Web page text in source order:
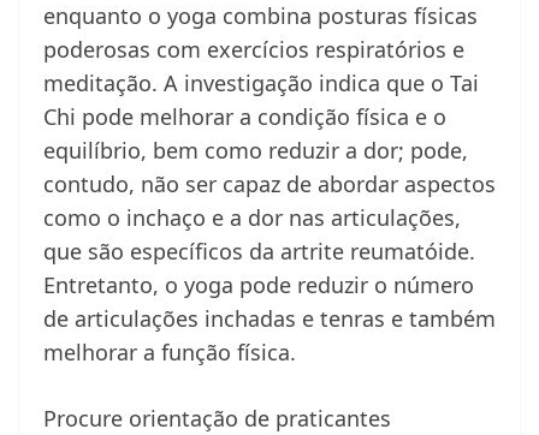
enquanto o yoga combina posturas físicas
poderosas com exercícios respiratórios e
meditação. A investigação indica que o Tai
Chi pode melhorar a condição física e o
equilíbrio, bem como reduzir a dor; pode,
contudo, não ser capaz de abordar aspectos
como o inchaço e a dor nas articulações,
que são específicos da artrite reumatóide.
Entretanto, o yoga pode reduzir o número
de articulações inchadas e tenras e também
melhorar a função física.
Procure orientação de praticantes